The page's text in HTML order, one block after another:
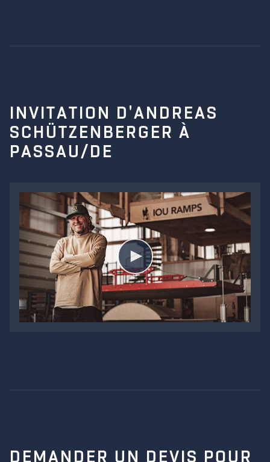
INVITATION D'ANDREAS
SCHÜTZENBERGER À
PASSAU/DE
DEMANDER UN DEVIS POUR